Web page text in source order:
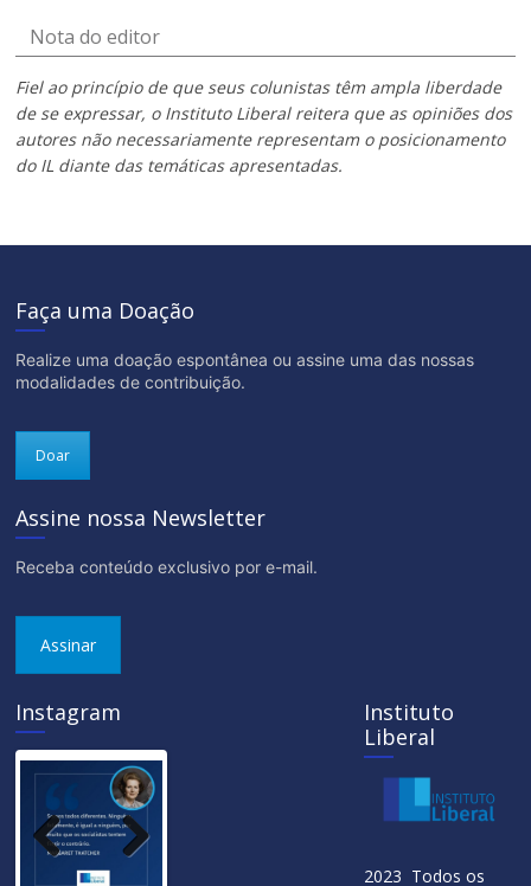
Nota do editor
Fiel ao princípio de que seus colunistas têm ampla liberdade
de se expressar, o Instituto Liberal reitera que as opiniões dos
autores não necessariamente representam o posicionamento
do IL diante das temáticas apresentadas.
Faça uma Doação
Realize uma doação espontânea ou assine uma das nossas
modalidades de contribuição.
Doar
Assine nossa Newsletter
Receba conteúdo exclusivo por e-mail.
Assinar
Instagram
Instituto
Liberal
2023 Todos os